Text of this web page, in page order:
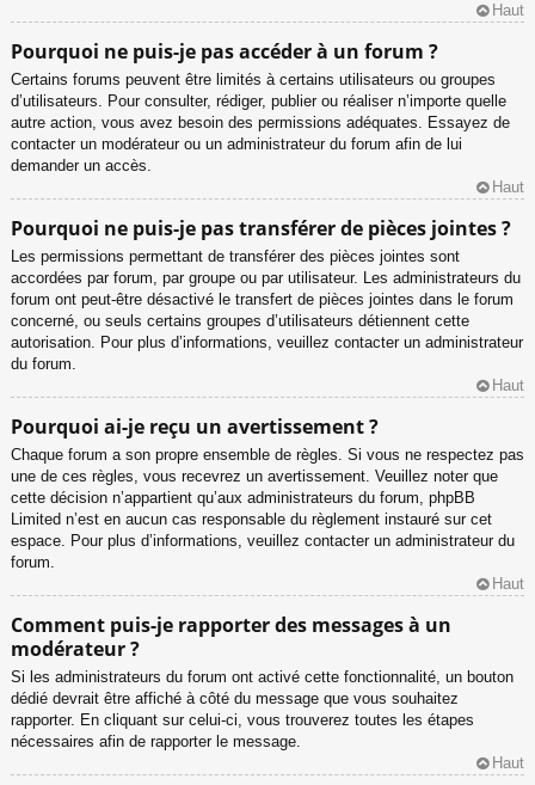
Haut
Pourquoi ne puis-je pas accéder à un forum ?
Certains forums peuvent être limités à certains utilisateurs ou groupes
d’utilisateurs. Pour consulter, rédiger, publier ou réaliser n’importe quelle
autre action, vous avez besoin des permissions adéquates. Essayez de
contacter un modérateur ou un administrateur du forum afin de lui
demander un accès.
Haut
Pourquoi ne puis-je pas transférer de pièces jointes ?
Les permissions permettant de transférer des pièces jointes sont
accordées par forum, par groupe ou par utilisateur. Les administrateurs du
forum ont peut-être désactivé le transfert de pièces jointes dans le forum
concerné, ou seuls certains groupes d’utilisateurs détiennent cette
autorisation. Pour plus d’informations, veuillez contacter un administrateur
du forum.
Haut
Pourquoi ai-je reçu un avertissement ?
Chaque forum a son propre ensemble de règles. Si vous ne respectez pas
une de ces règles, vous recevrez un avertissement. Veuillez noter que
cette décision n’appartient qu’aux administrateurs du forum, phpBB
Limited n’est en aucun cas responsable du règlement instauré sur cet
espace. Pour plus d’informations, veuillez contacter un administrateur du
forum.
Haut
Comment puis-je rapporter des messages à un
modérateur ?
Si les administrateurs du forum ont activé cette fonctionnalité, un bouton
dédié devrait être affiché à côté du message que vous souhaitez
rapporter. En cliquant sur celui-ci, vous trouverez toutes les étapes
nécessaires afin de rapporter le message.
Haut